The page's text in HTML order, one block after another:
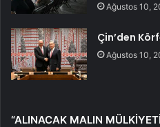
Ağustos 10,
Çin’den
Ağustos 10,
“ALINACAK MALIN